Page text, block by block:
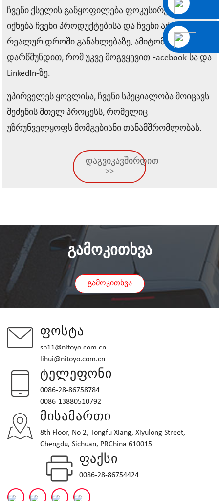
ჩვენი ქსელის განყოფილება ფოკუსირებული
იქნება ჩვენი პროდუქტებისა და ჩვენი აქციების
რეალურ დროში განახლებაზე, ამიტომ
დარწმუნდით, რომ უკვე მოგვყევით Facebook-სა და
LinkedIn-ზე.
უპირველეს ყოვლისა, ჩვენი სპეციალობა მოიცავს
შეძენის მთელ პროცესს, რომელიც
უზრუნველყოფს მომგებიანი თანამშრომლობას.
დაგვიკავშირდით
>>
ᲒᲐᲛᲝᲙᲘᲗᲮᲕᲐ
ᲒᲐᲛᲝᲙᲘᲗᲮᲕᲐ
ᲤᲝᲡᲢᲐ
sp11@nitoyo.com.cn
lihui@nitoyo.com.cn
ᲢᲔᲚᲔᲤᲝᲜᲘ
0086-28-86758784
0086-13880510792
ᲛᲘᲡᲐᲛᲐᲠᲗᲘ
8th Floor, No 2, Tongfu Xiang, Xiyulong Street,
Chengdu, Sichuan, PRChina 610015
ᲤᲐᲥᲡᲘ
0086-28-86754424